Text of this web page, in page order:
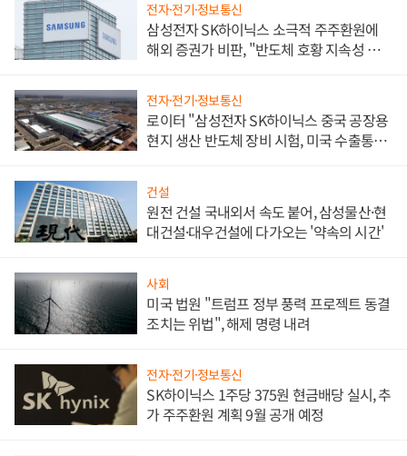
전자·전기·정보통신
삼성전자 SK하이닉스 소극적 주주환원에
해외 증권가 비판, "반도체 호황 지속성 의
전자·전기·정보통신
로이터 "삼성전자 SK하이닉스 중국 공장용
현지 생산 반도체 장비 시험, 미국 수출통제
건설
원전 건설 국내외서 속도 붙어, 삼성물산·현
대건설·대우건설에 다가오는 '약속의 시간'
사회
미국 법원 "트럼프 정부 풍력 프로젝트 동결
조치는 위법", 해제 명령 내려
전자·전기·정보통신
SK하이닉스 1주당 375원 현금배당 실시, 추
가 주주환원 계획 9월 공개 예정